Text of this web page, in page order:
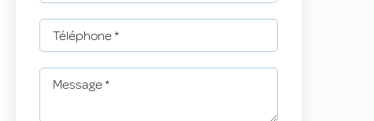
Téléphone*
Message*